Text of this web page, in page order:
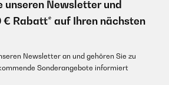
unseren Newsletter und
€ Rabatt* auf Ihren nächsten
Newsletter an und gehören Sie zu
Sonderangebote informiert